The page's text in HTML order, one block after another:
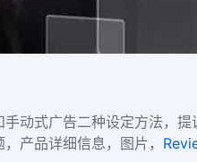
动式广告二种设定方法，
产品详细信息，图片，